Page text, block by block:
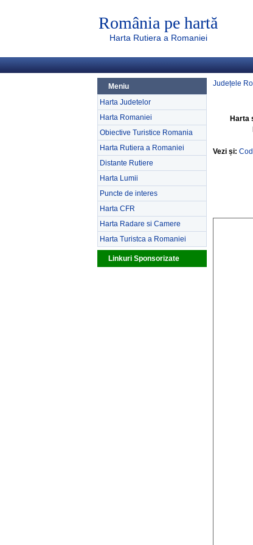
România pe hartă
Harta Rutiera a Romaniei
Meniu
Harta Judetelor
Harta Romaniei
Obiective Turistice Romania
Harta Rutiera a Romaniei
Distante Rutiere
Harta Lumii
Puncte de interes
Harta CFR
Harta Radare si Camere
Harta Turistca a Romaniei
Linkuri Sponsorizate
Județele
Harta
Vezi și: